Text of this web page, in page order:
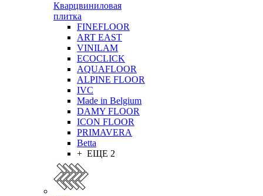
Кварцвиниловая
плитка
FINEFLOOR
ART EAST
VINILAM
ECOCLICK
AQUAFLOOR
ALPINE FLOOR
IVC
Made in Belgium
DAMY FLOOR
ICON FLOOR
PRIMAVERA
Betta
+ ЕЩЕ 2